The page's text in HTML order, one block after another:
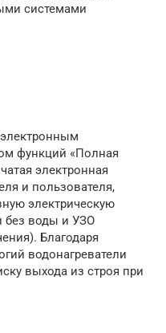
системами
функций «Полная
электронная
и пользователя,
электрическую
без воды и УЗО
Благодаря
водонагреватели
выхода из строя при